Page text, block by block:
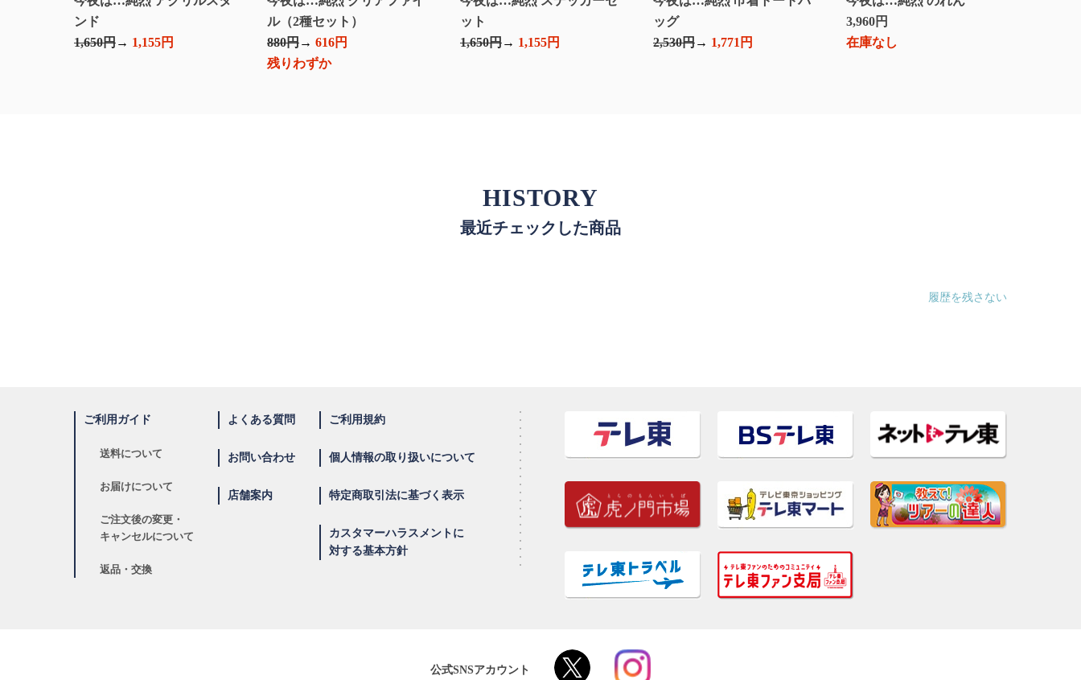
ンド
1,650円
1,155円
ル（2種セット）
880円
616円
残りわずか
ット
1,650円
1,155円
ッグ
2,530円
1,771円
3,960円
在庫なし
HISTORY
最近チェックした商品
履歴を残さない
ご利用ガイド
送料について
お届けについて
ご注文後の変更・
キャンセルについて
返品・交換
よくある質問
お問い合わせ
店舗案内
ご利用規約
個人情報の取り扱いについて
特定商取引法に基づく表示
カスタマーハラスメントに
対する基本方針
公式SNSアカウント